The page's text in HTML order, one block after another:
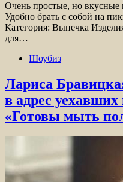
Очень простые, но
Удобно брать с собой на
Категория: Выпечка
для…
Шоубиз
Лариса
в адрес уехавших
«Готовы мыть